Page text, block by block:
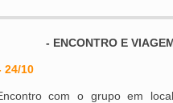
- ENCONTRO E
24/10
com o grupo em